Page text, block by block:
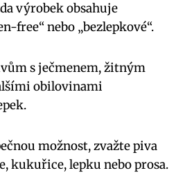
výrobek obsahuje
free“ nebo „bezlepkové“.
s ječmenem, žitným
obilovinami
možnost, zvažte piva
kukuřice, lepku nebo prosa.